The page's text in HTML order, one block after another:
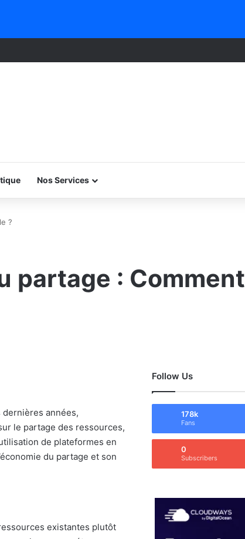
Nos Services
?
partage : Comment
années,
le partage des ressources,
de plateformes en
du partage et son
existantes plutôt
Follow Us
178k
Fans
0
Subscribers